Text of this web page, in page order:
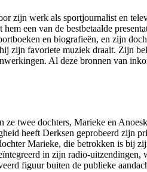
zijn werk als sportjournalist en
een van de bestbetaalde
en biografieën, en zijn
zijn favoriete muziek draait. Zijn
Al deze bronnen van
ze twee dochters, Marieke en
heeft Derksen geprobeerd zijn
Marieke, die betrokken is bij
in zijn radio-
figuur buiten de publieke